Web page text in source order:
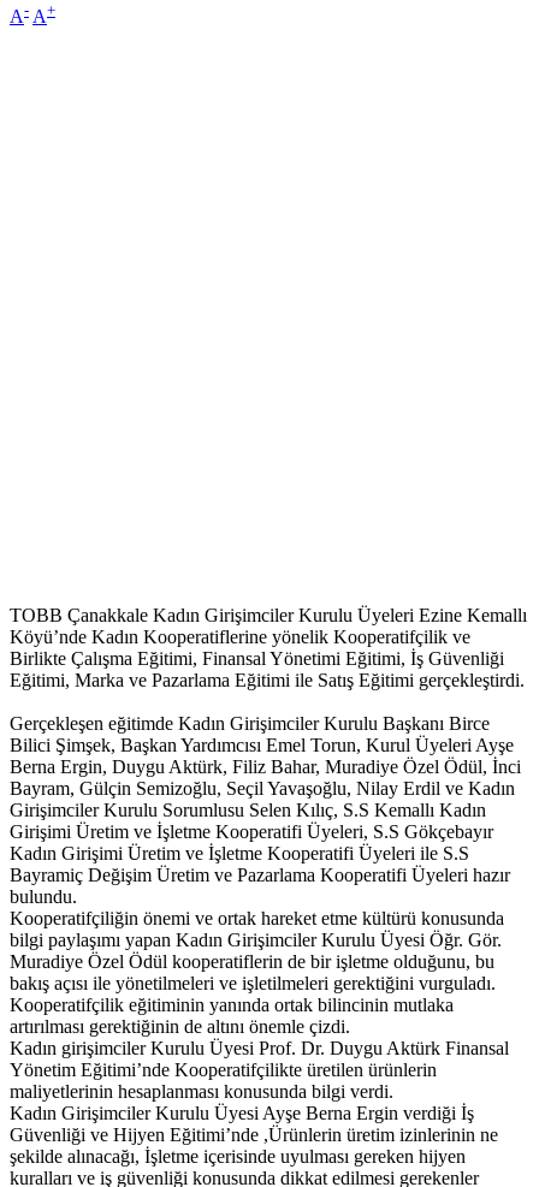
A- A+
TOBB Çanakkale Kadın Girişimciler Kurulu Üyeleri Ezine Kemallı
Köyü’nde Kadın Kooperatiflerine yönelik Kooperatifçilik ve
Birlikte Çalışma Eğitimi, Finansal Yönetimi Eğitimi, İş Güvenliği
Eğitimi, Marka ve Pazarlama Eğitimi ile Satış Eğitimi gerçekleştirdi.
Gerçekleşen eğitimde Kadın Girişimciler Kurulu Başkanı Birce
Bilici Şimşek, Başkan Yardımcısı Emel Torun, Kurul Üyeleri Ayşe
Berna Ergin, Duygu Aktürk, Filiz Bahar, Muradiye Özel Ödül, İnci
Bayram, Gülçin Semizoğlu, Seçil Yavaşoğlu, Nilay Erdil ve Kadın
Girişimciler Kurulu Sorumlusu Selen Kılıç, S.S Kemallı Kadın
Girişimi Üretim ve İşletme Kooperatifi Üyeleri, S.S Gökçebayır
Kadın Girişimi Üretim ve İşletme Kooperatifi Üyeleri ile S.S
Bayramiç Değişim Üretim ve Pazarlama Kooperatifi Üyeleri hazır
bulundu.
Kooperatifçiliğin önemi ve ortak hareket etme kültürü konusunda
bilgi paylaşımı yapan Kadın Girişimciler Kurulu Üyesi Öğr. Gör.
Muradiye Özel Ödül kooperatiflerin de bir işletme olduğunu, bu
bakış açısı ile yönetilmeleri ve işletilmeleri gerektiğini vurguladı.
Kooperatifçilik eğitiminin yanında ortak bilincinin mutlaka
artırılması gerektiğinin de altını önemle çizdi.
Kadın girişimciler Kurulu Üyesi Prof. Dr. Duygu Aktürk Finansal
Yönetim Eğitimi’nde Kooperatifçilikte üretilen ürünlerin
maliyetlerinin hesaplanması konusunda bilgi verdi.
Kadın Girişimciler Kurulu Üyesi Ayşe Berna Ergin verdiği İş
Güvenliği ve Hijyen Eğitimi’nde ,Ürünlerin üretim izinlerinin ne
şekilde alınacağı, İşletme içerisinde uyulması gereken hijyen
kuralları ve iş güvenliği konusunda dikkat edilmesi gerekenler